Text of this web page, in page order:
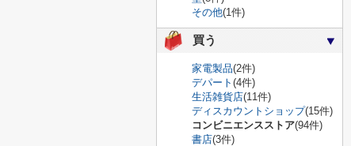
その他(1件)
買う
家電製品(2件)
デパート (4件)
生活雑貨店(11件)
ディスカウントショップ(15件)
コンビニエンスストア(94件)
書店(3件)